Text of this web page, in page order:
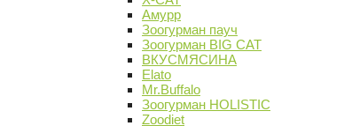
Амурр
Зоогурман пауч
Зоогурман BIG CAT
ВКУСМЯСИНА
Elato
Mr.Buffalo
Зоогурман HOLISTIC
Zoodiet